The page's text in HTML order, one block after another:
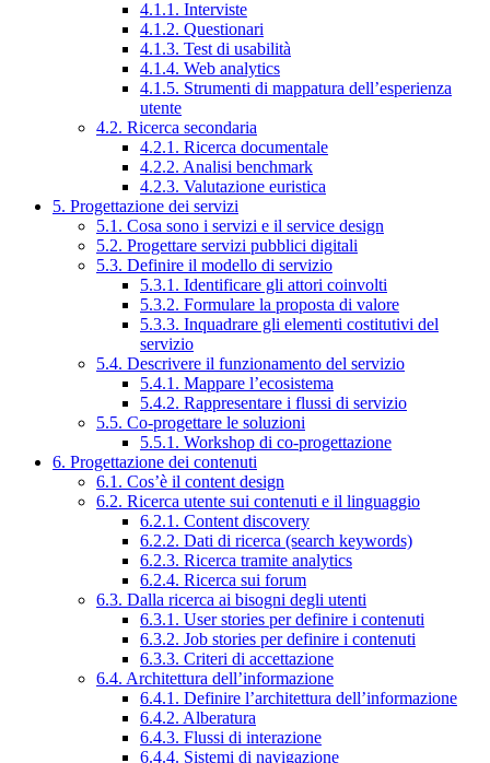
4.1.1. Interviste
4.1.2. Questionari
4.1.3. Test di usabilità
4.1.4. Web analytics
4.1.5. Strumenti di mappatura dell’esperienza
utente
4.2. Ricerca secondaria
4.2.1. Ricerca documentale
4.2.2. Analisi benchmark
4.2.3. Valutazione euristica
5. Progettazione dei servizi
5.1. Cosa sono i servizi e il service design
5.2. Progettare servizi pubblici digitali
5.3. Definire il modello di servizio
5.3.1. Identificare gli attori coinvolti
5.3.2. Formulare la proposta di valore
5.3.3. Inquadrare gli elementi costitutivi del
servizio
5.4. Descrivere il funzionamento del servizio
5.4.1. Mappare l’ecosistema
5.4.2. Rappresentare i flussi di servizio
5.5. Co-progettare le soluzioni
5.5.1. Workshop di co-progettazione
6. Progettazione dei contenuti
6.1. Cos’è il content design
6.2. Ricerca utente sui contenuti e il linguaggio
6.2.1. Content discovery
6.2.2. Dati di ricerca (search keywords)
6.2.3. Ricerca tramite analytics
6.2.4. Ricerca sui forum
6.3. Dalla ricerca ai bisogni degli utenti
6.3.1. User stories per definire i contenuti
6.3.2. Job stories per definire i contenuti
6.3.3. Criteri di accettazione
6.4. Architettura dell’informazione
6.4.1. Definire l’architettura dell’informazione
6.4.2. Alberatura
6.4.3. Flussi di interazione
6.4.4. Sistemi di navigazione